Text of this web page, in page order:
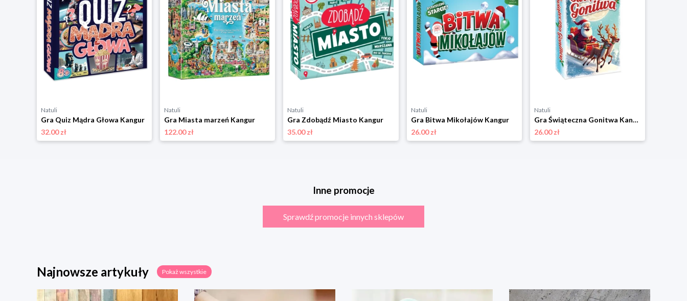
Natuli
Gra Quiz Mądra Głowa Kangur
32.00 zł
Natuli
Gra Miasta marzeń Kangur
122.00 zł
Natuli
Gra Zdobądź Miasto Kangur
35.00 zł
Natuli
Gra Bitwa Mikołajów Kangur
26.00 zł
Natuli
Gra Świąteczna Gonitwa Kangur
26.00 zł
Inne promocje
Sprawdź promocje innych sklepów
Najnowsze artykuły Pokaż wszystkie